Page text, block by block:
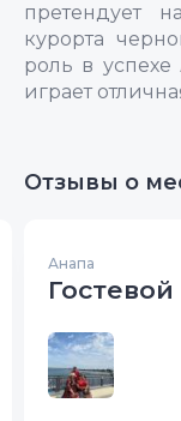
претендует
курорта
роль в успехе
играет
Отзывы о
Анапа